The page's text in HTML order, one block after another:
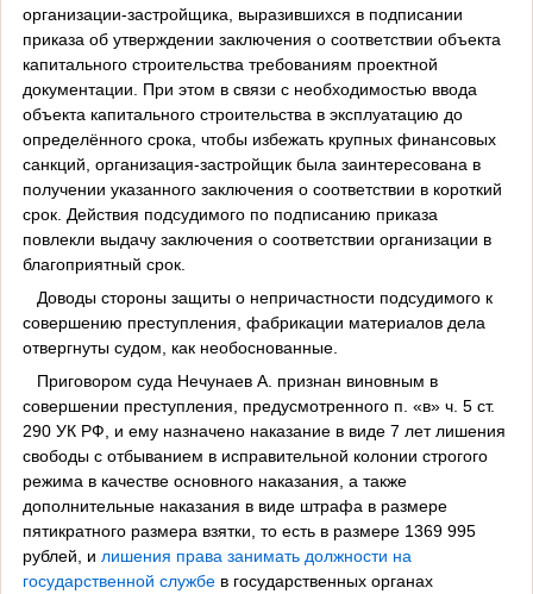
организации-застройщика, выразившихся в подписании
приказа об утверждении заключения о соответствии объекта
капитального строительства требованиям проектной
документации. При этом в связи с необходимостью ввода
объекта капитального строительства в эксплуатацию до
определённого срока, чтобы избежать крупных финансовых
санкций, организация-застройщик была заинтересована в
получении указанного заключения о соответствии в короткий
срок. Действия подсудимого по подписанию приказа
повлекли выдачу заключения о соответствии организации в
благоприятный срок.
Доводы стороны защиты о непричастности подсудимого к
совершению преступления, фабрикации материалов дела
отвергнуты судом, как необоснованные.
Приговором суда Нечунаев А. признан виновным в
совершении преступления, предусмотренного п. «в» ч. 5 ст.
290 УК РФ, и ему назначено наказание в виде 7 лет лишения
свободы с отбыванием в исправительной колонии строгого
режима в качестве основного наказания, а также
дополнительные наказания в виде штрафа в размере
пятикратного размера взятки, то есть в размере 1369 995
рублей, и лишения права занимать должности на
государственной службе в государственных органах